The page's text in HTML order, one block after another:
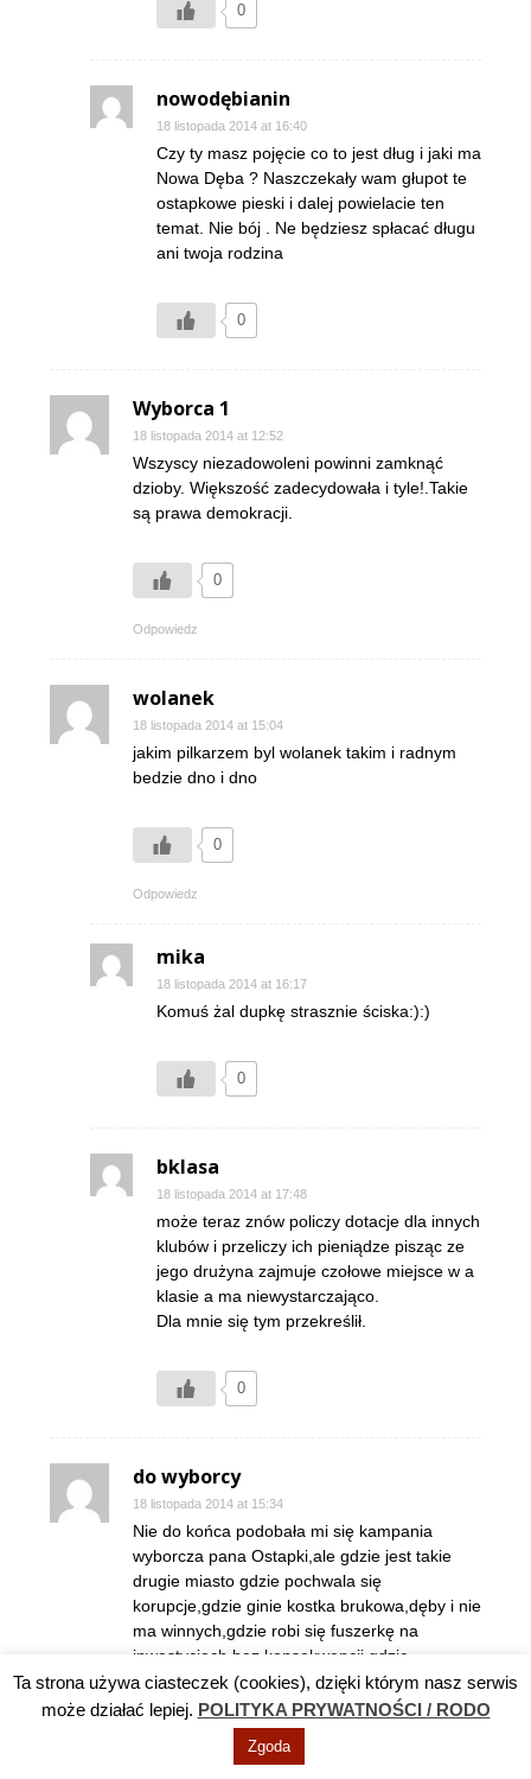
0
nowodębianin
18 listopada 2014 at 16:40
Czy ty masz pojęcie co to jest dług i jaki ma
Nowa Dęba ? Naszczekały wam głupot te
ostapkowe pieski i dalej powielacie ten
temat. Nie bój . Ne będziesz spłacać długu
ani twoja rodzina
0
Wyborca 1
18 listopada 2014 at 12:52
Wszyscy niezadowoleni powinni zamknąć
dzioby. Większość zadecydowała i tyle!.Takie
są prawa demokracji.
0
Odpowiedz
wolanek
18 listopada 2014 at 15:04
jakim pilkarzem byl wolanek takim i radnym
bedzie dno i dno
0
Odpowiedz
mika
18 listopada 2014 at 16:17
Komuś żal dupkę strasznie ściska:):)
0
bklasa
18 listopada 2014 at 17:48
może teraz znów policzy dotacje dla innych
klubów i przeliczy ich pieniądze pisząc ze
jego drużyna zajmuje czołowe miejsce w a
klasie a ma niewystarczająco.
Dla mnie się tym przekreślił.
0
do wyborcy
18 listopada 2014 at 15:34
Nie do końca podobała mi się kampania
wyborcza pana Ostapki,ale gdzie jest takie
drugie miasto gdzie pochwala się
korupcje,gdzie ginie kostka brukowa,dęby i nie
ma winnych,gdzie robi się fuszerkę na
inwestycjach bez konsekwencji,gdzie
przegrywa się sprawy w sądzie i marnuje się
pieniądze podatnika i wybiera się go za to
wszystko na Burmistrza.Nie wszystko jest do
końca legalne, a na dodatek popierany jest
Ta strona używa ciasteczek (cookies), dzięki którym nasz serwis
może działać lepiej. POLITYKA PRYWATNOŚCI / RODO
Zgoda